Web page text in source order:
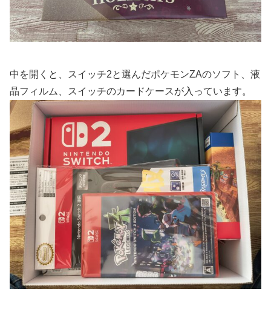
中を開くと、スイッチ2と選んだポケモンZAのソフト、液
晶フィルム、スイッチのカードケースが入っています。